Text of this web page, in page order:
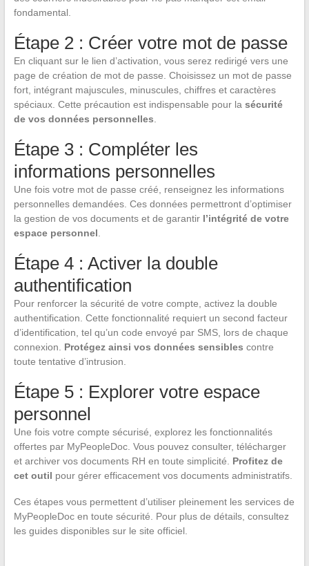
fondamental.
Étape 2 : Créer votre mot de passe
En cliquant sur le lien d’activation, vous serez redirigé vers une
page de création de mot de passe. Choisissez un mot de passe
fort, intégrant majuscules, minuscules, chiffres et caractères
spéciaux. Cette précaution est indispensable pour la sécurité
de vos données personnelles.
Étape 3 : Compléter les
informations personnelles
Une fois votre mot de passe créé, renseignez les informations
personnelles demandées. Ces données permettront d’optimiser
la gestion de vos documents et de garantir l’intégrité de votre
espace personnel.
Étape 4 : Activer la double
authentification
Pour renforcer la sécurité de votre compte, activez la double
authentification. Cette fonctionnalité requiert un second facteur
d’identification, tel qu’un code envoyé par SMS, lors de chaque
connexion. Protégez ainsi vos données sensibles contre
toute tentative d’intrusion.
Étape 5 : Explorer votre espace
personnel
Une fois votre compte sécurisé, explorez les fonctionnalités
offertes par MyPeopleDoc. Vous pouvez consulter, télécharger
et archiver vos documents RH en toute simplicité. Profitez de
cet outil pour gérer efficacement vos documents administratifs.
Ces étapes vous permettent d’utiliser pleinement les services de
MyPeopleDoc en toute sécurité. Pour plus de détails, consultez
les guides disponibles sur le site officiel.